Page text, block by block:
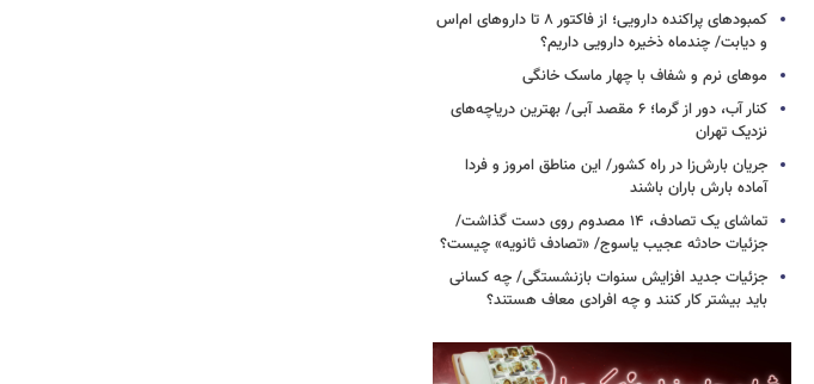
کمبودهای پراکنده دارویی؛ از فاکتور ۸ تا داروهای ام‌اس
و دیابت/ چندماه ذخیره دارویی داریم؟
موهای نرم و شفاف با چهار ماسک خانگی
کنار آب، دور از گرما؛ ۶ مقصد آبی/ بهترین دریاچه‌های
نزدیک تهران
جریان بارش‌زا در راه کشور/ این مناطق امروز و فردا
آماده بارش باران باشند
تماشای یک تصادف، ۱۴ مصدوم روی دست گذاشت/
جزئیات حادثه عجیب یاسوج/ «تصادف ثانویه» چیست؟
جزئیات جدید افزایش سنوات بازنشستگی/ چه کسانی
باید بیشتر کار کنند و چه افرادی معاف هستند؟